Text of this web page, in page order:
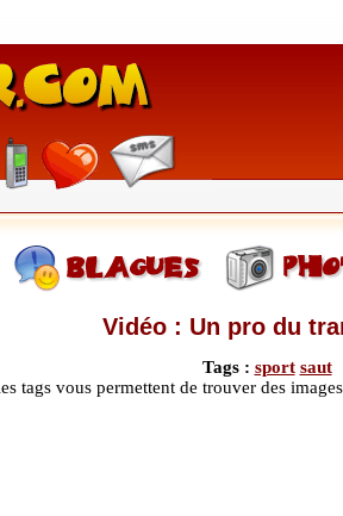
Vidéo : Un pro du
Tags : sport saut
tags vous permettent de trouver des